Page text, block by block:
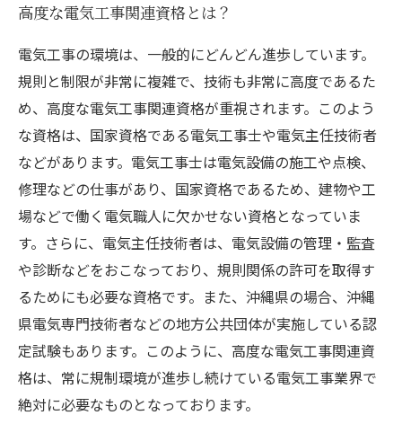
高度な電気工事関連資格とは？
電気工事の環境は、一般的にどんどん進歩しています。
規則と制限が非常に複雑で、技術も非常に高度であるた
め、高度な電気工事関連資格が重視されます。このよう
な資格は、国家資格である電気工事士や電気主任技術者
などがあります。電気工事士は電気設備の施工や点検、
修理などの仕事があり、国家資格であるため、建物や工
場などで働く電気職人に欠かせない資格となっていま
す。さらに、電気主任技術者は、電気設備の管理・監査
や診断などをおこなっており、規則関係の許可を取得す
るためにも必要な資格です。また、沖縄県の場合、沖縄
県電気専門技術者などの地方公共団体が実施している認
定試験もあります。このように、高度な電気工事関連資
格は、常に規制環境が進歩し続けている電気工事業界で
絶対に必要なものとなっております。